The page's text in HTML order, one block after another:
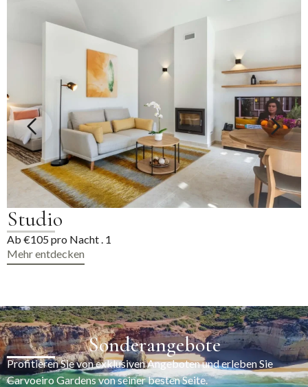
Studio
Ab €105 pro Nacht . 1
Mehr entdecken
Sonderangebote
Profitieren Sie von exklusiven Angeboten und erleben Sie
Carvoeiro Gardens von seiner besten Seite.